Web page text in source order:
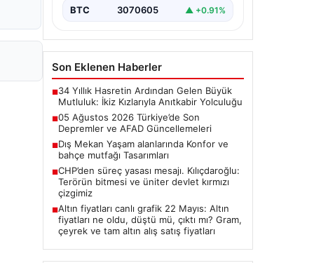
BTC 3070605 ▲ +0.91%
Son Eklenen Haberler
■34 Yıllık Hasretin Ardından Gelen Büyük
Mutluluk: İkiz Kızlarıyla Anıtkabir Yolculuğu
■05 Ağustos 2026 Türkiye’de Son
Depremler ve AFAD Güncellemeleri
■Dış Mekan Yaşam alanlarında Konfor ve
bahçe mutfağı Tasarımları
■CHP’den süreç yasası mesajı. Kılıçdaroğlu:
Terörün bitmesi ve üniter devlet kırmızı
çizgimiz
■Altın fiyatları canlı grafik 22 Mayıs: Altın
fiyatları ne oldu, düştü mü, çıktı mı? Gram,
çeyrek ve tam altın alış satış fiyatları